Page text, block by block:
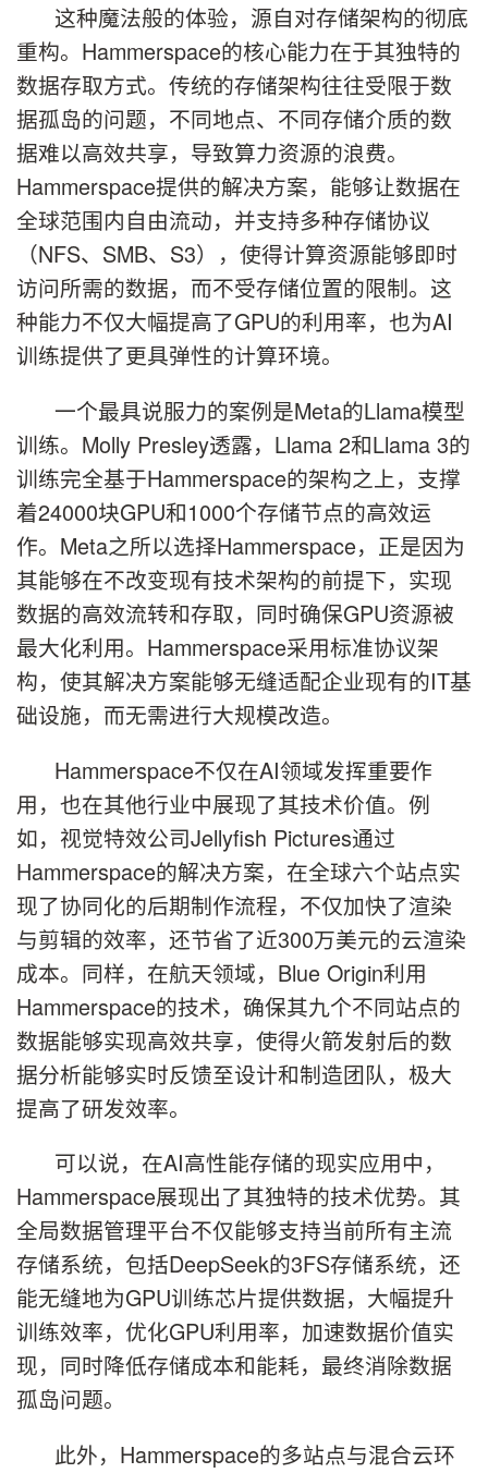
这种魔法般的体验，源自对存储架构的彻底
重构。Hammerspace的核心能力在于其独特的
数据存取方式。传统的存储架构往往受限于数
据孤岛的问题，不同地点、不同存储介质的数
据难以高效共享，导致算力资源的浪费。
Hammerspace提供的解决方案，能够让数据在
全球范围内自由流动，并支持多种存储协议
（NFS、SMB、S3），使得计算资源能够即时
访问所需的数据，而不受存储位置的限制。这
种能力不仅大幅提高了GPU的利用率，也为AI
训练提供了更具弹性的计算环境。
一个最具说服力的案例是Meta的Llama模型
训练。Molly Presley透露，Llama 2和Llama 3的
训练完全基于Hammerspace的架构之上，支撑
着24000块GPU和1000个存储节点的高效运
作。Meta之所以选择Hammerspace，正是因为
其能够在不改变现有技术架构的前提下，实现
数据的高效流转和存取，同时确保GPU资源被
最大化利用。Hammerspace采用标准协议架
构，使其解决方案能够无缝适配企业现有的IT基
础设施，而无需进行大规模改造。
Hammerspace不仅在AI领域发挥重要作
用，也在其他行业中展现了其技术价值。例
如，视觉特效公司Jellyfish Pictures通过
Hammerspace的解决方案，在全球六个站点实
现了协同化的后期制作流程，不仅加快了渲染
与剪辑的效率，还节省了近300万美元的云渲染
成本。同样，在航天领域，Blue Origin利用
Hammerspace的技术，确保其九个不同站点的
数据能够实现高效共享，使得火箭发射后的数
据分析能够实时反馈至设计和制造团队，极大
提高了研发效率。
可以说，在AI高性能存储的现实应用中，
Hammerspace展现出了其独特的技术优势。其
全局数据管理平台不仅能够支持当前所有主流
存储系统，包括DeepSeek的3FS存储系统，还
能无缝地为GPU训练芯片提供数据，大幅提升
训练效率，优化GPU利用率，加速数据价值实
现，同时降低存储成本和能耗，最终消除数据
孤岛问题。
此外，Hammerspace的多站点与混合云环